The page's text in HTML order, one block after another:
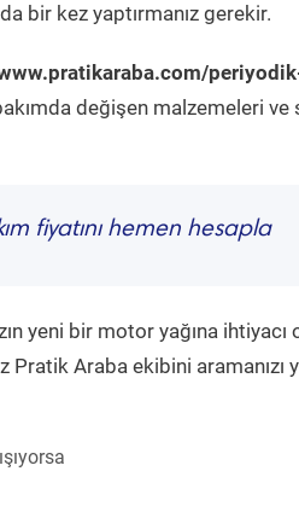
bir kez yaptırmanız gerekir.
değişen malzemeleri ve
fiyatını hemen hesapla
yeni bir motor yağına ihtiyacı
Pratik Araba ekibini aramanızı